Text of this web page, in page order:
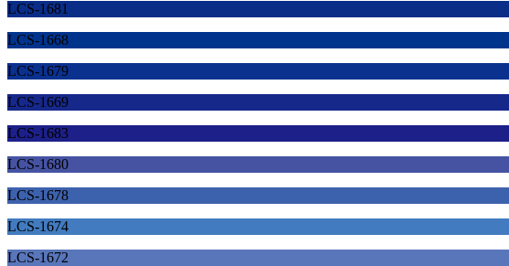
LCS-1681
LCS-1668
LCS-1679
LCS-1669
LCS-1683
LCS-1680
LCS-1678
LCS-1674
LCS-1672